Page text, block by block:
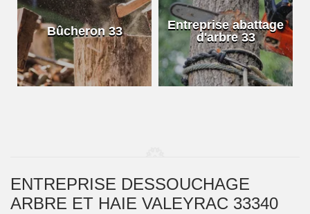
Bûcheron 33
Entreprise abattage
d'arbre 33
ENTREPRISE DESSOUCHAGE
ARBRE ET HAIE VALEYRAC 33340